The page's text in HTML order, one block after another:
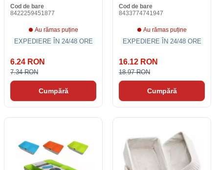
Cod de bare
8422259451877
Au rămas puține
EXPEDIERE ÎN 24/48 ORE
6.24 RON
7.34 RON
Cumpără
Cod de bare
8433774741947
Au rămas puține
EXPEDIERE ÎN 24/48 ORE
16.12 RON
18.97 RON
Cumpără